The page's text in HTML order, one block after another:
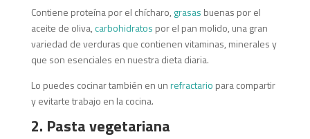
Contiene proteína por el chícharo, grasas buenas por el
aceite de oliva,carbohidratos por el pan molido, una gran
variedad de verduras que contienen vitaminas, minerales y
que son esenciales en nuestra dieta diaria.
Lo puedes cocinar también en unrefractario para compartir
y evitarte trabajo en la cocina.
2. Pasta vegetariana